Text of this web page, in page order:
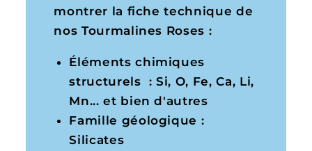
montrer la fiche technique de
nos Tourmalines Roses :
Éléments chimiques
structurels : Si, O, Fe, Ca, Li,
Mn... et bien d'autres
Famille géologique :
Silicates